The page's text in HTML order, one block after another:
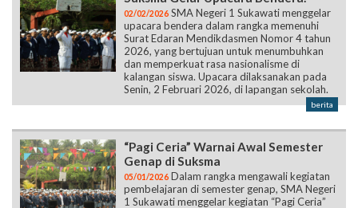
02/02/2026 SMA Negeri 1 Sukawati menggelar
upacara bendera dalam rangka memenuhi
Surat Edaran Mendikdasmen Nomor 4 tahun
2026, yang bertujuan untuk menumbuhkan
dan memperkuat rasa nasionalisme di
kalangan siswa. Upacara dilaksanakan pada
Senin, 2 Februari 2026, di lapangan sekolah.
berita
“Pagi Ceria” Warnai Awal Semester
Genap di Suksma
05/01/2026 Dalam rangka mengawali kegiatan
pembelajaran di semester genap, SMA Negeri
1 Sukawati menggelar kegiatan “Pagi Ceria”